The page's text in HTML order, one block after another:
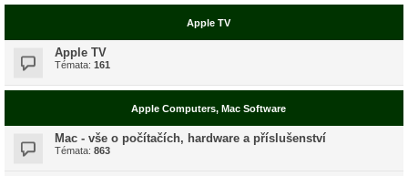
Apple TV
Apple TV
Témata: 161
Apple Computers, Mac Software
Mac - vše o počítačích, hardware a příslušenství
Témata: 863